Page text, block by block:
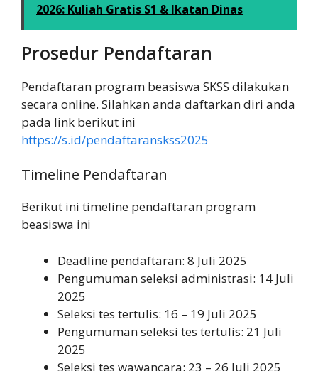
2026: Kuliah Gratis S1 & Ikatan Dinas
Prosedur Pendaftaran
Pendaftaran program beasiswa SKSS dilakukan
secara online. Silahkan anda daftarkan diri anda
pada link berikut ini
https://s.id/pendaftaranskss2025
Timeline Pendaftaran
Berikut ini timeline pendaftaran program
beasiswa ini
Deadline pendaftaran: 8 Juli 2025
Pengumuman seleksi administrasi: 14 Juli
2025
Seleksi tes tertulis: 16 – 19 Juli 2025
Pengumuman seleksi tes tertulis: 21 Juli
2025
Seleksi tes wawancara: 23 – 26 Juli 2025